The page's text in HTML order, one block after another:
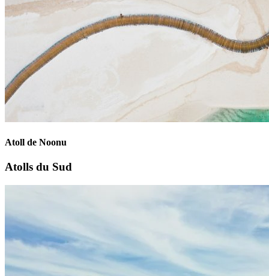
Atoll de Noonu
Atolls du Sud